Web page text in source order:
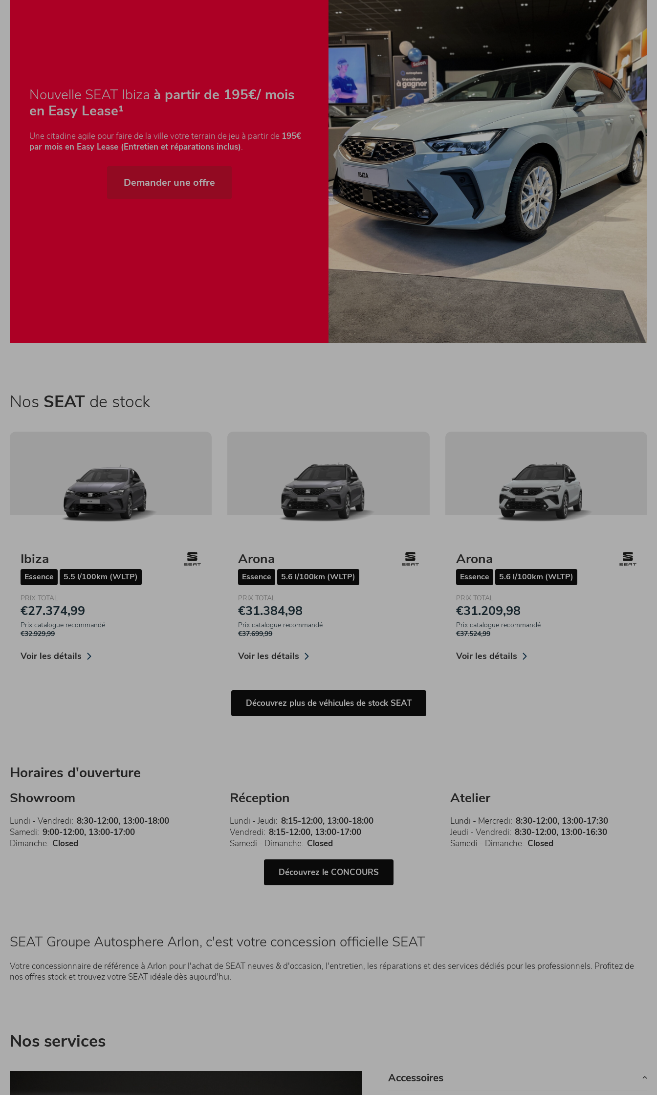
Nouvelle SEAT Ibiza à partir de 195€/ mois
en Easy Lease¹
Une citadine agile pour faire de la ville votre terrain de jeu à partir de 195€
par mois en Easy Lease (Entretien et réparations inclus).
Demander une offre
Nos SEAT de stock
Ibiza
Essence 5.5 l/100km (WLTP)
PRIX TOTAL
€27.374,99
Prix catalogue recommandé
€32.929,99
Voir les détails
Arona
Essence 5.6 l/100km (WLTP)
PRIX TOTAL
€31.384,98
Prix catalogue recommandé
€37.699,99
Voir les détails
Arona
Essence 5.6 l/100km (WLTP)
PRIX TOTAL
€31.209,98
Prix catalogue recommandé
€37.524,99
Voir les détails
Découvrez plus de véhicules de stock SEAT
Horaires d'ouverture
Showroom
Lundi - Vendredi: 8:30-12:00, 13:00-18:00
Samedi: 9:00-12:00, 13:00-17:00
Dimanche: Closed
Réception
Lundi - Jeudi: 8:15-12:00, 13:00-18:00
Vendredi: 8:15-12:00, 13:00-17:00
Samedi - Dimanche: Closed
Atelier
Lundi - Mercredi: 8:30-12:00, 13:00-17:30
Jeudi - Vendredi: 8:30-12:00, 13:00-16:30
Samedi - Dimanche: Closed
Découvrez le CONCOURS
SEAT Groupe Autosphere Arlon, c'est votre concession officielle SEAT
Votre concessionnaire de référence à Arlon pour l'achat de SEAT neuves & d'occasion, l'entretien, les réparations et des services dédiés pour les professionnels. Profitez de
nos offres stock et trouvez votre SEAT idéale dès aujourd'hui.
Nos services
Accessoires